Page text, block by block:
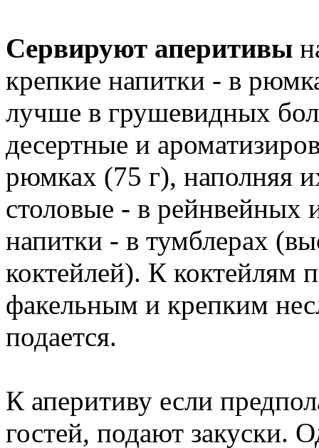
Сервируют аперитивы
крепкие напитки - в
лучше в грушевидных
десертные и
рюмках (75 г), наполняя
столовые - в
напитки - в тумблерах
коктейлей). К коктейлям
факельным и крепким
подается.
К аперитиву если
гостей, подают закуски.